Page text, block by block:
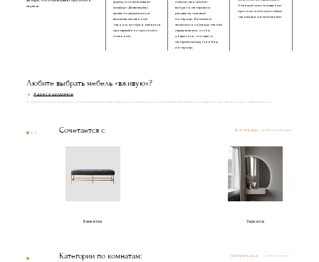
фанеры, что обеспечивает прочность
каркаса.
форму и обеспечивали
комфорт. Далее каркас
кровати оформляется
высококачественной
тканью, которая является
одновременно прочной и
стильной.
покупатель сможет
выбрать материал и
расцветку под свой
интерьер. Вы можете
запросить образцы тканей
перед заказом, чтобы
убедиться, что цвет и
материал впишутся в Ваш
интерьер.
большой опыт в создании
прочных и износостойких
тканей для мягкой мебели.
Любите выбрать мебель «вживую»?
Адреса шоурумов
В наших уютных шоурумах с большим вниманием подобраны самые популярные модели. Приходите и убедитесь в качестве наших товаров лично!
Сочетается с Все товары
Банкетки Зеркала
Категории по комнатам: Смотреть все